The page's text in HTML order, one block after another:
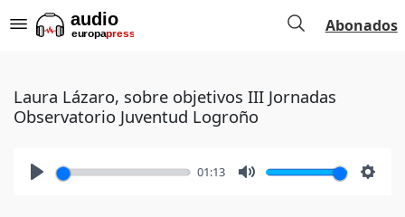
Abonados
Laura Lázaro, sobre objetivos III Jornadas
Observatorio Juventud Logroño
01:13